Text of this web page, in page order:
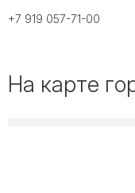
+7 919 057-71-00
На карте